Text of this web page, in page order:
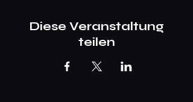
Diese Veranstaltung
teilen